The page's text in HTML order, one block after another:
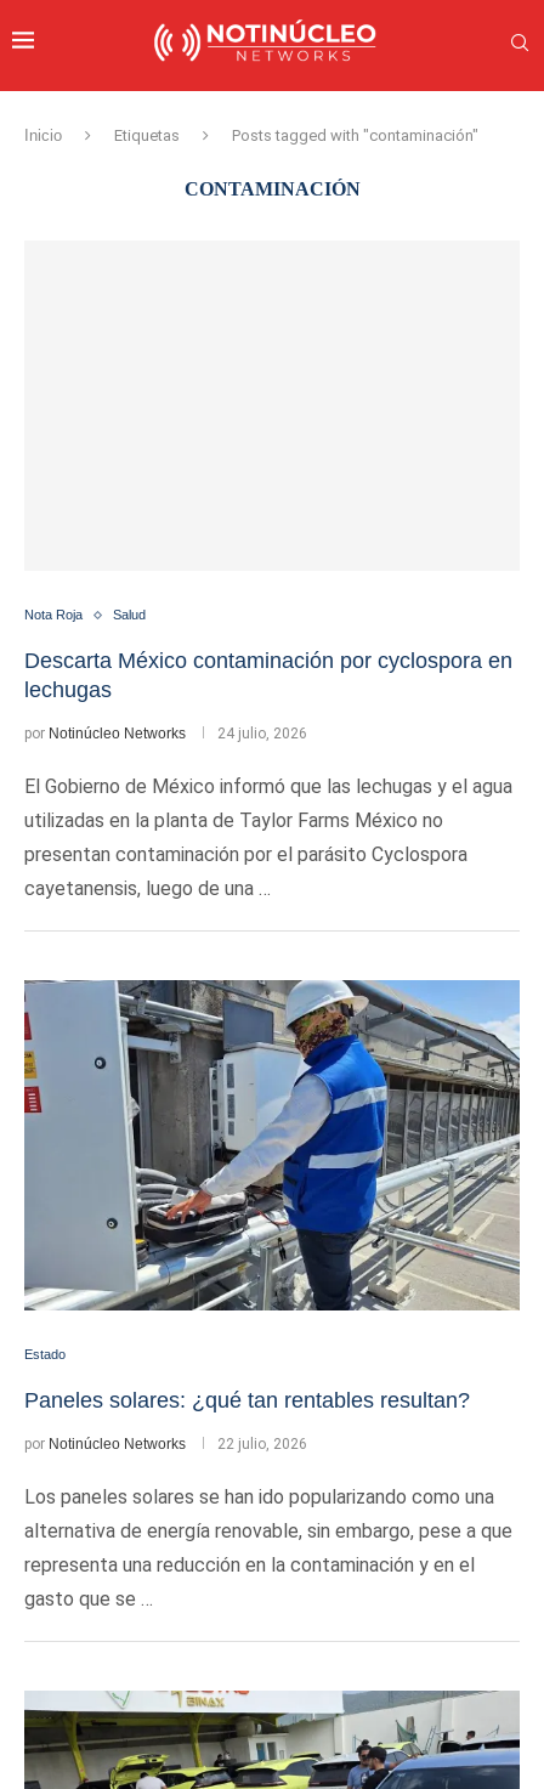
Inicio Etiquetas Posts tagged with "contaminación"
CONTAMINACIÓN
Nota Roja Salud
Descarta México contaminación por cyclospora en
lechugas
por Notinúcleo Networks 24 julio, 2026
El Gobierno de México informó que las lechugas y el agua
utilizadas en la planta de Taylor Farms México no
presentan contaminación por el parásito Cyclospora
cayetanensis, luego de una …
Estado
Paneles solares: ¿qué tan rentables resultan?
por Notinúcleo Networks 22 julio, 2026
Los paneles solares se han ido popularizando como una
alternativa de energía renovable, sin embargo, pese a que
representa una reducción en la contaminación y en el
gasto que se …